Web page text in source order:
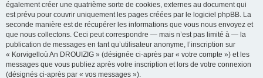
également créer une quatrième sorte de cookies, externes au document qui
est prévu pour couvrir uniquement les pages créées par le logiciel phpBB. La
seconde manière est de récupérer les informations que vous nous envoyez et
que nous collectons. Ceci peut correspondre — mais n’est pas limité à — la
publication de messages en tant qu’utilisateur anonyme, l’inscription sur
« Korvigelloù An DROUIZIG » (désignée ci-après par « votre compte ») et les
messages que vous publiez après votre inscription et lors de votre connexion
(désignés ci-après par « vos messages »).